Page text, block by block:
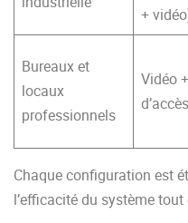
+
Bureaux et
locaux
professionnels
Vidéo
d’accès
Chaque configuration est
l’efficacité du système